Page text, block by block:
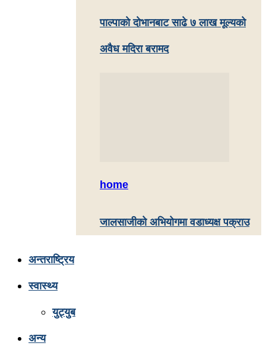
पाल्पाकाे दाेभानबाट साढे ७ लाख मूल्यको
अवैध मदिरा बरामद
home
जालसाजीको अभियोगमा वडाध्यक्ष पक्राउ
अन्तराष्ट्रिय
स्वास्थ्य
युट्युब
अन्य